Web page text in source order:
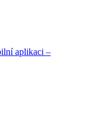
aplikaci –